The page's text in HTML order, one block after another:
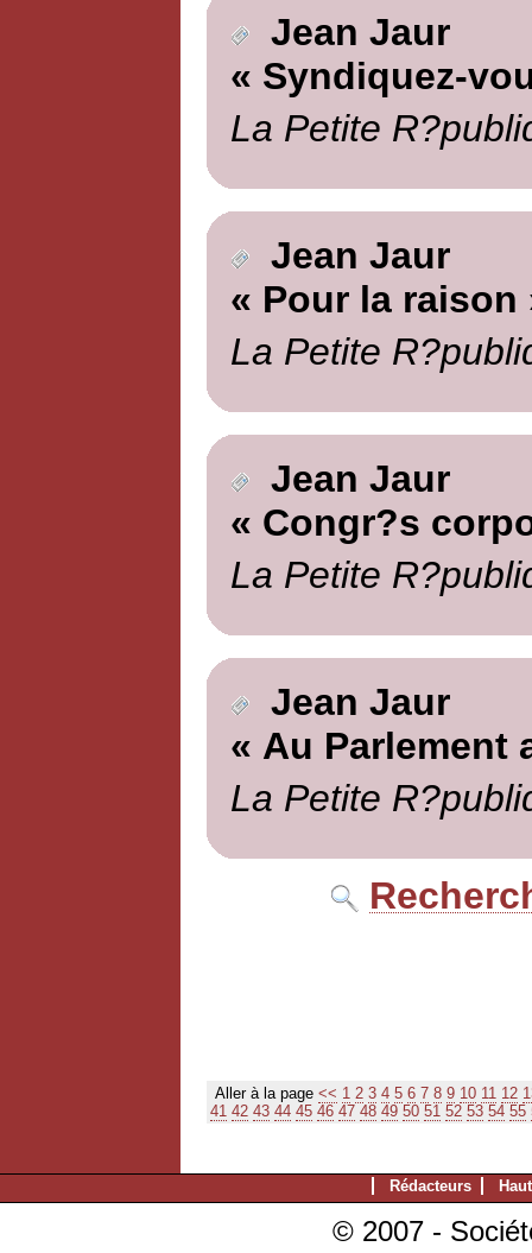
Jean Jaur
« Syndiquez-
La Petite
Jean Jaur
« Pour la raison
La Petite
Jean Jaur
« Congr?s
La Petite
Jean Jaur
« Au Parlement
La Petite
Aller à la page << 1 2 3 4 5 6 7 8 9 10 11 12
41 42 43 44 45 46 47 48 49 50 51 52 53 54 55
Rédacteurs
© 2007 -